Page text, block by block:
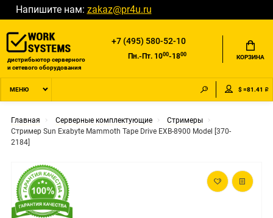
Напишите нам: zakaz@pr4u.ru
дистрибьютор серверного
и сетевого оборудования
+7 (495) 580-52-10
Пн.-Пт. 1000-1800 КОРЗИНА
МЕНЮ $ =81.41 ₽
Главная Серверные комплектующие
Стримеры
Стример Sun Exabyte Mammoth Tape Drive EXB-8900 Model [370-
2184]